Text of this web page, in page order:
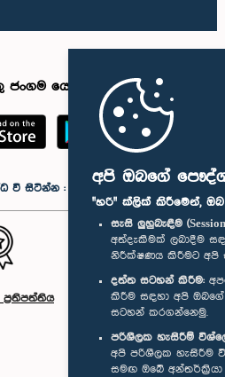
අපි ඔබගේ
"හරි" ක්ලික් කිරීමෙන්,
සැසි ලුහුබැඳීම
අත්දැකීමක් ලබාදීම
නිරීක්ෂණය කිරීමට අපි
දත්ත සටහන් කිරීම:
කිරීම සඳහා අපි
සටහන් කරගන්නෙමු.
පරිශීලක හැසිරීම්
අපි පරිශීලක හැසිරීම
සමඟ ඔබේ
ජංගම යෙදුම
වී සිටින්න :